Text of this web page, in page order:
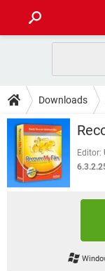
CELULAR
OUTLOOK
INSTAGRAM
GUIA DE COMPRAS
DICAS
JOGOS
CELULAR
OUTLOOK
INSTAGRAM
DOWNLOADS
JOGOS
CELULAR
FÓRUM
JOGOS
Downloads
Editor: